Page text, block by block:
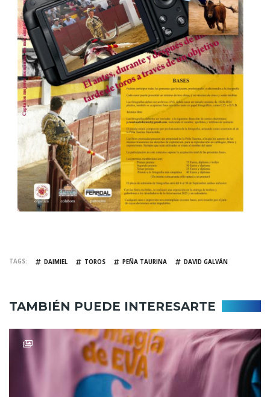
TAGS DAIMIEL TOROS PEÑA TAURINA DAVID GALVÁN
TAMBIÉN PUEDE INTERESARTE